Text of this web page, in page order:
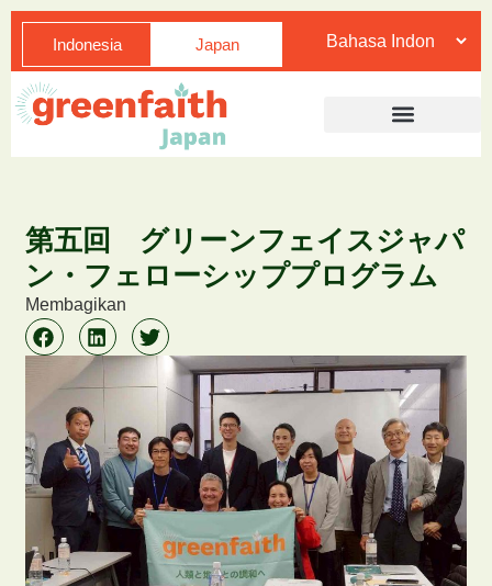
Indonesia Japan
第五回 グリーンフェイスジャパ
ン・フェローシッププログラム
Membagikan